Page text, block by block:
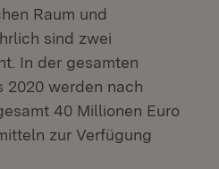
Raum und
sind zwei
In der gesamten
2020 werden nach
40 Millionen Euro
zur Verfügung